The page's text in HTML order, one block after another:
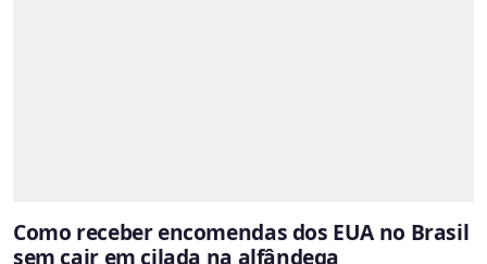
Como receber encomendas dos EUA no Brasil
sem cair em cilada na alfândega